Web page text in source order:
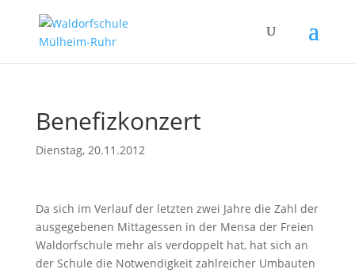
Benefizkonzert
Dienstag, 20.11.2012
Da sich im Verlauf der letzten zwei Jahre die Zahl der
ausgegebenen Mittagessen in der Mensa der Freien
Waldorfschule mehr als verdoppelt hat, hat sich an
der Schule die Notwendigkeit zahlreicher Umbauten